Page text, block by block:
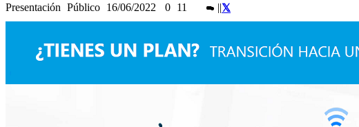
Presentación Público 16/06/2022 0 11 ||